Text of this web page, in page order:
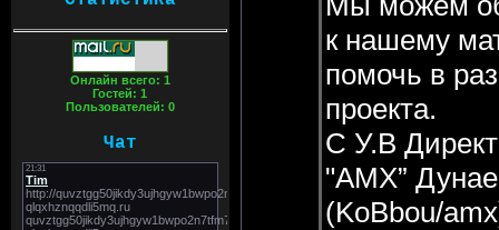
Онлайн всего: 1
Гостей:1
Пользователей: 0
Чат
к нашему
помочь в
проекта.
C У.В
"AMX”
(KoBbou/